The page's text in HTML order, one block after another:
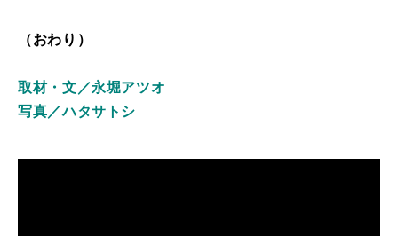
（おわり）
取材・文／永堀アツオ
写真／ハタサトシ